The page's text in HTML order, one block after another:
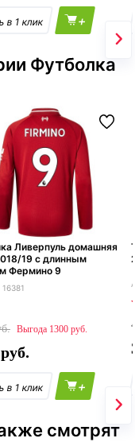
+
Футболка
Ливерпуль домашняя
19 с длинным
Фермино 9
16381
1300
+
смотрят